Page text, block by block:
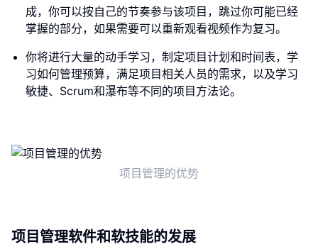
成，你可以按自己的节奏参与该项目，跳过你可能已经
掌握的部分，如果需要可以重新观看视频作为复习。
你将进行大量的动手学习，制定项目计划和时间表，学
习如何管理预算，满足项目相关人员的需求，以及学习
敏捷、Scrum和瀑布等不同的项目方法论。
项目管理的优势
项目管理软件和软技能的发展